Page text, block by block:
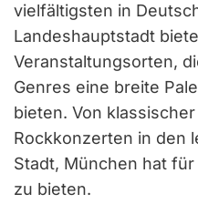
vielfältigsten in
Landeshauptstadt
Veranstaltungsorten,
Genres eine breite
bieten. Von
Rockkonzerten in den
Stadt, München hat
zu bieten.